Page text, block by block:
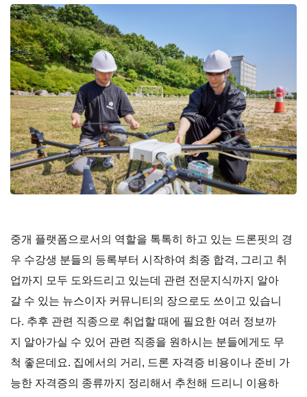
중개 플랫폼으로서의 역할을 톡톡히 하고 있는 드론핏의 경
우 수강생 분들의 등록부터 시작하여 최종 합격, 그리고 취
업까지 모두 도와드리고 있는데 관련 전문지식까지 알아
갈 수 있는 뉴스이자 커뮤니티의 장으로도 쓰이고 있습니
다. 추후 관련 직종으로 취업할 때에 필요한 여러 정보까
지 알아가실 수 있어 관련 직종을 원하시는 분들에게도 무
척 좋은데요. 집에서의 거리, 드론 자격증 비용이나 준비 가
능한 자격증의 종류까지 정리해서 추천해 드리니 이용하